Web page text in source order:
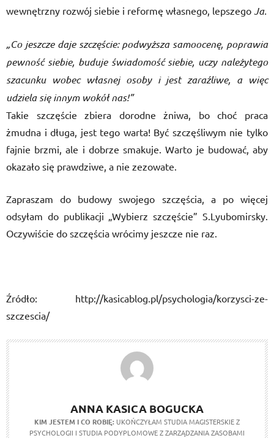
wewnętrzny rozwój siebie i reformę własnego, lepszego Ja.
„Co jeszcze daje szczęście: podwyższa samoocenę, poprawia
pewność siebie, buduje świadomość siebie, uczy należytego
szacunku wobec własnej osoby i jest zaraźliwe, a więc
udziela się innym wokół nas!”
Takie szczęście zbiera dorodne żniwa, bo choć praca
żmudna i długa, jest tego warta! Być szczęśliwym nie tylko
fajnie brzmi, ale i dobrze smakuje. Warto je budować, aby
okazało się prawdziwe, a nie zezowate.
Zapraszam do budowy swojego szczęścia, a po więcej
odsyłam do publikacji „Wybierz szczęście” S.Lyubomirsky.
Oczywiście do szczęścia wrócimy jeszcze nie raz.
Źródło: http://kasicablog.pl/psychologia/korzysci-ze-
szczescia/
ANNA KASICA BOGUCKA
KIM JESTEM I CO ROBIĘ: UKOŃCZYŁAM STUDIA MAGISTERSKIE Z
PSYCHOLOGII I STUDIA PODYPLOMOWE Z ZARZĄDZANIA ZASOBAMI